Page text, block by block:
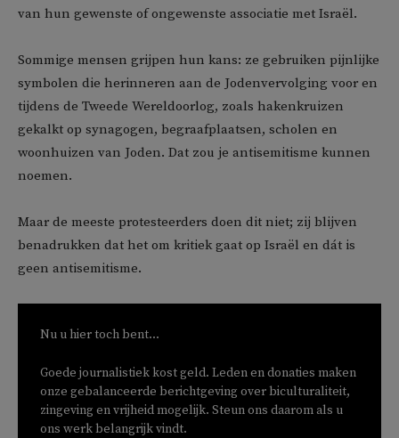
van hun gewenste of ongewenste associatie met Israël.
Sommige mensen grijpen hun kans: ze gebruiken pijnlijke
symbolen die herinneren aan de Jodenvervolging voor en
tijdens de Tweede Wereldoorlog, zoals hakenkruizen
gekalkt op synagogen, begraafplaatsen, scholen en
woonhuizen van Joden. Dat zou je antisemitisme kunnen
noemen.
Maar de meeste protesteerders doen dit niet; zij blijven
benadrukken dat het om kritiek gaat op Israël en dát is
geen antisemitisme.
Nu u hier toch bent...
Goede journalistiek kost geld. Leden en donaties maken
onze gebalanceerde berichtgeving over biculturaliteit,
zingeving en vrijheid mogelijk. Steun ons daarom als u
ons werk belangrijk vindt.